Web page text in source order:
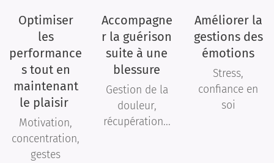
Optimiser
les
performance
s tout en
maintenant
le plaisir
Motivation,
concentration,
gestes
Accompagne
r la guérison
suite à une
blessure
Gestion de la
douleur,
récupération...
Améliorer la
gestions des
émotions
Stress,
confiance en
soi